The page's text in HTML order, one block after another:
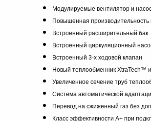
Модулируемые вентилятор и
Повышенная производительность
Встроенный расширительный бак
Встроенный циркуляционный
Встроенный 3-х ходовой клапан
Новый теплообменник XtraTech™
Увеличенное сечение труб
Система автоматической
Перевод на сжиженный газ без
Класс эффективности А+ при